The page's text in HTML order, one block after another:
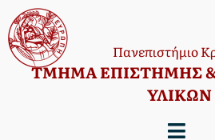
Πανεπιστήμιο
TΜΗΜΑ ΕΠΙΣΤΗΜΗΣ
ΥΛΙΚΩΝ